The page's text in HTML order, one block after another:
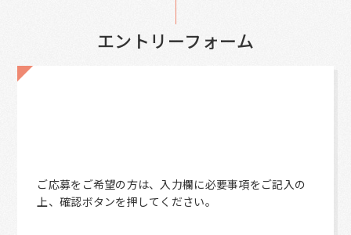
エントリーフォーム
ご応募をご希望の方は、入力欄に必要事項をご記入の
上、確認ボタンを押してください。